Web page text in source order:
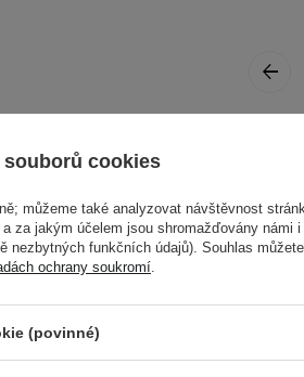
očištěné pokožky
cookies
můžeme také analyzovat návštěvnost
za jakým účelem jsou shromažďovány námi
nezbytných funkčních údajů). Souhlas
ochrany soukromí
(povinné)